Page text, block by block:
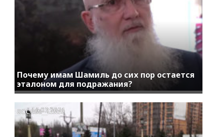
Почему имам Шамиль до сих пор остается
эталоном для подражания?
access_time
16.03.2021